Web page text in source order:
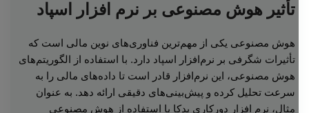
تأثیر هوش مصنوعی بر نرم افزار اسپاد
هوش مصنوعی یکی از مهم‌ترین فناوری‌های نوین مالی است که
تأثیرات شگرفی بر نرم‌افزار اسپاد دارد. با استفاده از الگوریتم‌های
هوش مصنوعی، این نرم‌افزار قادر است تا داده‌های مالی را به
سرعت تحلیل کرده و پیش‌بینی‌های دقیقی ارائه دهد. به عنوان
مثال، نرم افزار دورکاری بدکا با استفاده از هوش مصنوعی